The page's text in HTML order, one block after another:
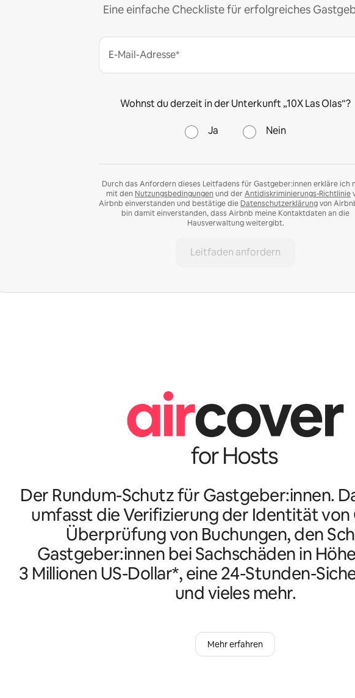
Eine einfache Checkliste für erfolgreiches
E-Mail-Adresse*
Wohnst du derzeit in der Unterkunft „10X Las Olas“?
Ja Nein
Durch das Anfordern dieses Leitfadens für Gastgeber:innen erkläre ich
mit den Nutzungsbedingungen und der Antidiskriminierungs-Richtlinie
Airbnb einverstanden und bestätige die Datenschutzerklärungvon
bin damit einverstanden, dass Airbnb meine Kontaktdaten an die
Hausverwaltung weitergibt.
Leitfaden anfordern
Der Rundum-Schutz für Gastgeber:innen.
umfasst die Verifizierung der Identität von
Überprüfung von Buchungen, den
Gastgeber:innen bei Sachschäden in
3 Millionen US-Dollar*, eine 24-Stunden-
und vieles mehr.
Mehr erfahren